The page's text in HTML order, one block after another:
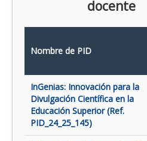
docente
Nombre de PID
InGenias: Innovación para la
Divulgación Científica en la
Educación Superior (Ref.
PID_24_25_145)